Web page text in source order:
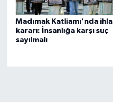
Madımak Katliamı'nda ihlal
kararı: İnsanlığa karşı suç
sayılmalı